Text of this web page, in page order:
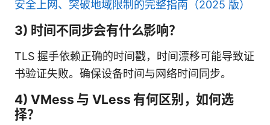
安全上网、突破地域限制的完整指南（2025 版）
3) 时间不同步会有什么影响？
TLS 握手依赖正确的时间戳，时间漂移可能导致证
书验证失败。确保设备时间与网络时间同步。
4) VMess 与 VLess 有何区别，如何选
择？